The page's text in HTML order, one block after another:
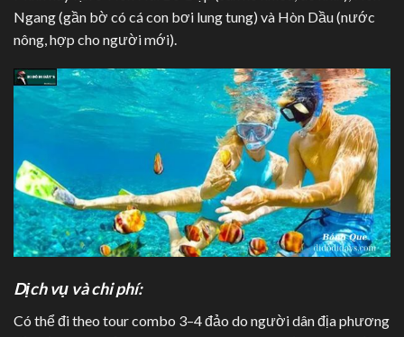
Ngang (gần bờ có cá con bơi lung tung) và Hòn Dầu (nước
nông, hợp cho người mới).
Dịch vụ và chi phí:
Có thể đi theo tour combo 3–4 đảo do người dân địa phương